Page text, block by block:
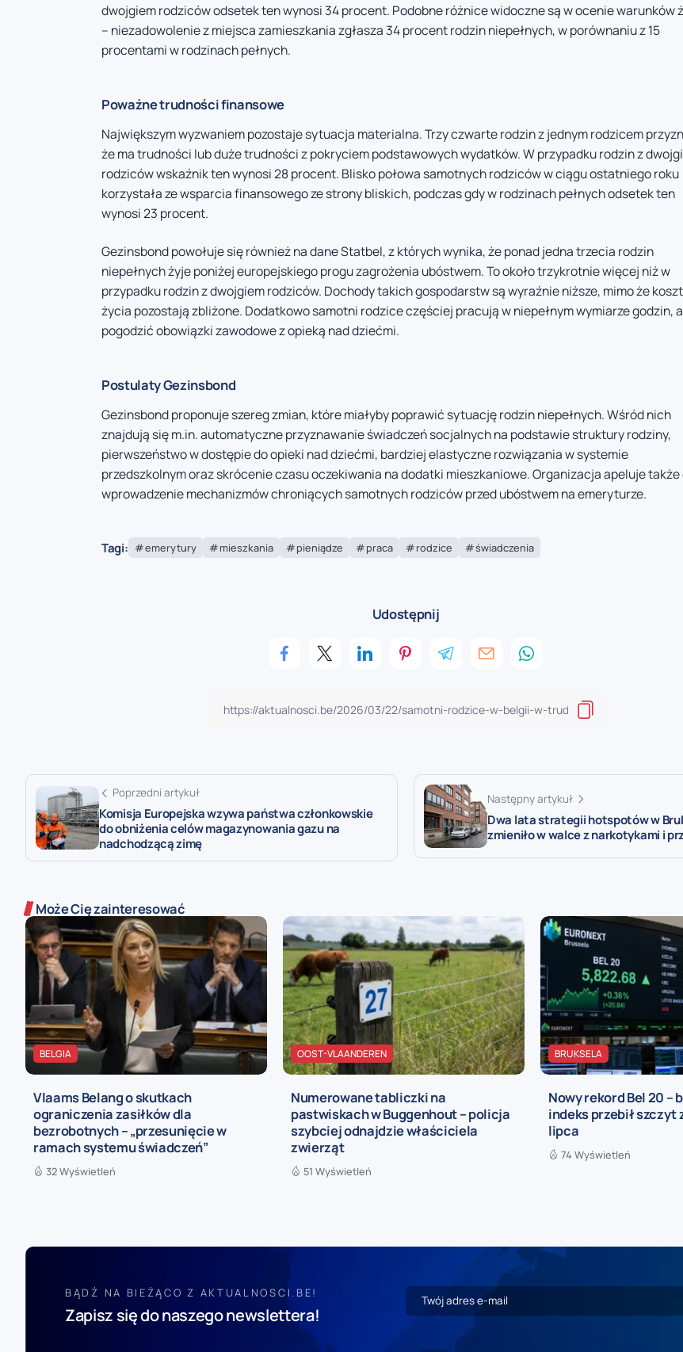
dwojgiem rodziców odsetek ten wynosi 34 procent. Podobne różnice widoczne są w ocenie warunków
– niezadowolenie z miejsca zamieszkania zgłasza 34 procent rodzin niepełnych, w porównaniu z 15
procentami w rodzinach pełnych.
Poważne trudności finansowe
Największym wyzwaniem pozostaje sytuacja materialna. Trzy czwarte rodzin z jednym rodzicem
że ma trudności lub duże trudności z pokryciem podstawowych wydatków. W przypadku rodzin z
rodziców wskaźnik ten wynosi 28 procent. Blisko połowa samotnych rodziców w ciągu ostatniego roku
korzystała ze wsparcia finansowego ze strony bliskich, podczas gdy w rodzinach pełnych odsetek ten
wynosi 23 procent.
Gezinsbond powołuje się również na dane Statbel, z których wynika, że ponad jedna trzecia rodzin
niepełnych żyje poniżej europejskiego progu zagrożenia ubóstwem. To około trzykrotnie więcej niż w
przypadku rodzin z dwojgiem rodziców. Dochody takich gospodarstw są wyraźnie niższe, mimo że
życia pozostają zbliżone. Dodatkowo samotni rodzice częściej pracują w niepełnym wymiarze godzin,
pogodzić obowiązki zawodowe z opieką nad dziećmi.
Postulaty Gezinsbond
Gezinsbond proponuje szereg zmian, które miałyby poprawić sytuację rodzin niepełnych. Wśród nich
znajdują się m.in. automatyczne przyznawanie świadczeń socjalnych na podstawie struktury rodziny,
pierwszeństwo w dostępie do opieki nad dziećmi, bardziej elastyczne rozwiązania w systemie
przedszkolnym oraz skrócenie czasu oczekiwania na dodatki mieszkaniowe. Organizacja apeluje także
wprowadzenie mechanizmów chroniących samotnych rodziców przed ubóstwem na emeryturze.
Tagi: emerytury mieszkania pieniądze praca rodzice świadczenia
Udostępnij
Poprzedni artykuł
Komisja Europejska wzywa państwa członkowskie
do obniżenia celów magazynowania gazu na
nadchodzącą zimę
Następny artykuł
Dwa lata strategii hotspotów w
zmieniło w walce z narkotykami i
Może Cię zainteresować
BELGIA
Vlaams Belang o skutkach
ograniczenia zasiłków dla
bezrobotnych – „przesunięcie w
ramach systemu świadczeń”
32 Wyświetleń
OOST-VLAANDEREN
Numerowane tabliczki na
pastwiskach w Buggenhout – policja
szybciej odnajdzie właściciela
zwierząt
51 Wyświetleń
BRUKSELA
Nowy rekord Bel 20 –
indeks przebił szczyt
lipca
74 Wyświetleń
BĄDŹ NA BIEŻĄCO Z AKTUALNOSCI.BE!
Zapisz się do naszego newslettera!